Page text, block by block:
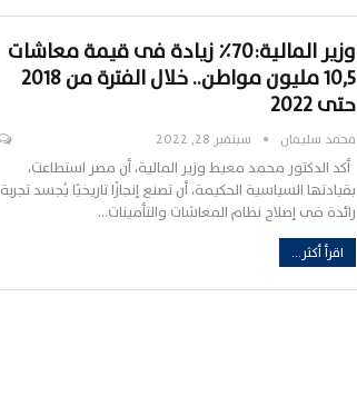
وزير المالية:٧٠٪ زيادة فى قيمة معاشات
١٠,٥ مليون مواطن.. خلال الفترة من ٢٠١٨
حتى ٢٠٢٢
محمد سليمان سبتمبر 28, 2022
أكد الدكتور محمد معيط وزير المالية، أن مصر استطاعت،
بقيادتها السياسية الحكيمة، أن تصنع إنجازًا تاريخيًا يُجسد تجربة
رائدة فى إصلاح نظام المعاشات والتأمينات…
اقرأ أكثر...